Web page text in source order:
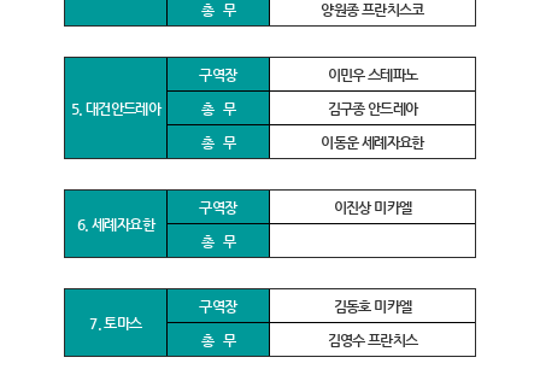
총 무
양원종 프란치스코
5. 대건안드레아
구역장
이민우 스테파노
총 무
김구종 안드레아
총 무
이동운 세례자요한
6. 세례자요한
구역장
이진상 미카엘
총 무
7. 토마스
구역장
김동호 미카엘
총 무
김영수 프란치스